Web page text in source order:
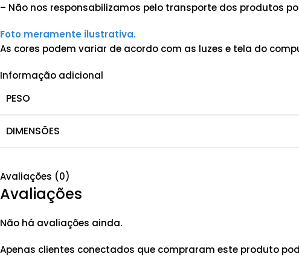
– Não nos responsabilizamos pelo transporte dos produtos
Foto meramente ilustrativa.
As cores podem variar de acordo com as luzes e tela do
Informação adicional
PESO
DIMENSÕES
Avaliações (0)
Avaliações
Não há avaliações ainda.
Apenas clientes conectados que compraram este produto